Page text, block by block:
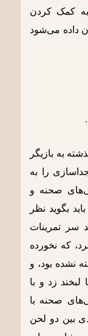
کمک کردن
داده می‌شود
به بازیگر
را به
صحنه و
بگوید نظر
سر تمرینات
که نخورده
نشده بود، و
زد و با
صحنه با
بین دو لحن